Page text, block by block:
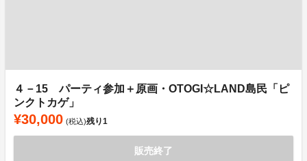
４－15 パーティ参加＋原画・OTOGI☆LAND島民「ピ
ンクトカゲ」
¥30,000 (税込)残り1
販売終了